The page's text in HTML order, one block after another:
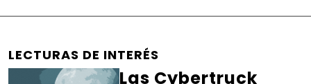
LECTURAS DE INTERÉS
Las Cybertruck